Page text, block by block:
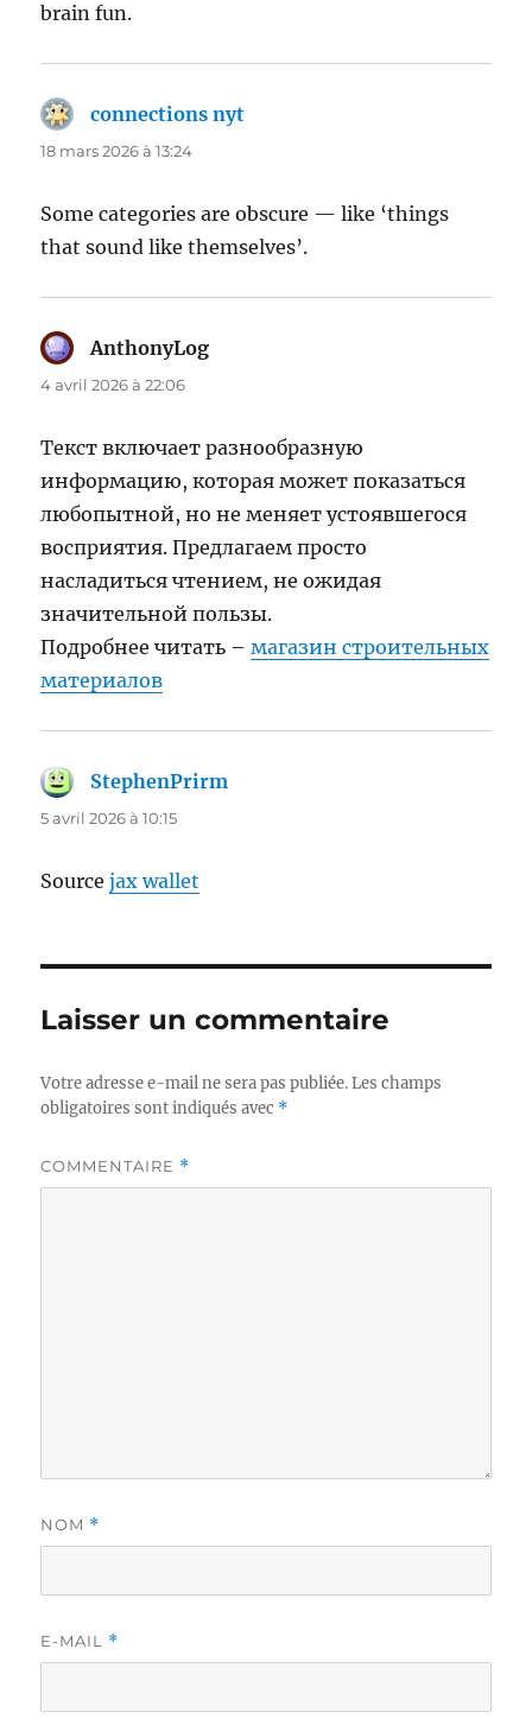
brain fun.
connections nyt
18 mars 2026 à 13:24
Some categories are obscure — like ‘things
that sound like themselves’.
AnthonyLog
4 avril 2026 à 22:06
Текст включает разнообразную
информацию, которая может показаться
любопытной, но не меняет устоявшегося
восприятия. Предлагаем просто
насладиться чтением, не ожидая
значительной пользы.
Подробнее читать –магазин строительных
материалов
StephenPrirm
5 avril 2026 à 10:15
Sourcejax wallet
Laisser un commentaire
Votre adresse e-mail ne sera pas publiée. Les champs
obligatoires sont indiqués avec *
COMMENTAIRE *
NOM *
E-MAIL *